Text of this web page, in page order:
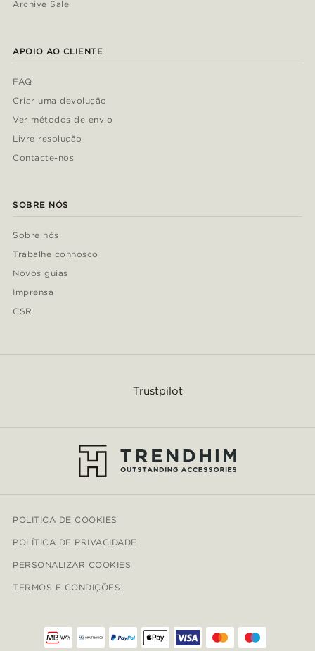
Archive Sale
APOIO AO CLIENTE
FAQ
Criar uma devolução
Ver métodos de envio
Livre resolução
Contacte-nos
SOBRE NÓS
Sobre nós
Trabalhe connosco
Novos guias
Imprensa
CSR
Trustpilot
POLITICA DE COOKIES
POLÍTICA DE PRIVACIDADE
PERSONALIZAR COOKIES
TERMOS E CONDIÇÕES